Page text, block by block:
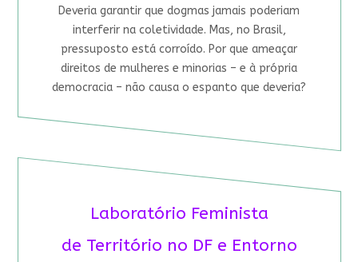
Deveria garantir que dogmas jamais poderiam
interferir na coletividade. Mas, no Brasil,
pressuposto está corroído. Por que ameaçar
direitos de mulheres e minorias – e à própria
democracia – não causa o espanto que deveria?
Laboratório Feminista
de Território no DF e Entorno